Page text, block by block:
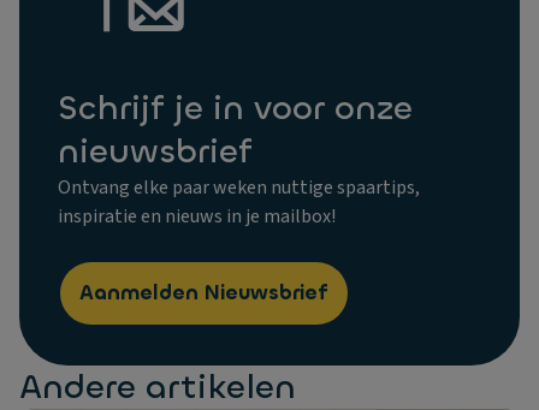
Schrijf je in voor onze
nieuwsbrief
Ontvang elke paar weken nuttige spaartips,
inspiratie en nieuws in je mailbox!
Aanmelden Nieuwsbrief
Andere artikelen